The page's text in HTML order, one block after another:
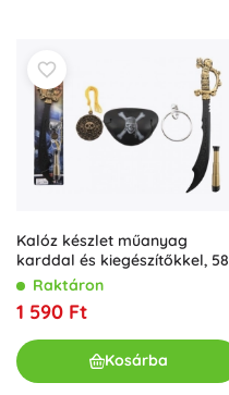
Kalóz készlet műanyag
karddal és kiegészítőkkel, 58
cm, kártyán
Raktáron
1 590 Ft
Kosárba